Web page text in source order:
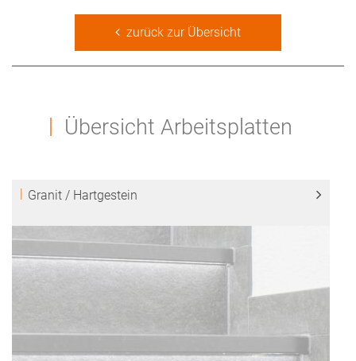
zurück zur Übersicht
Übersicht Arbeitsplatten
Granit / Hartgestein